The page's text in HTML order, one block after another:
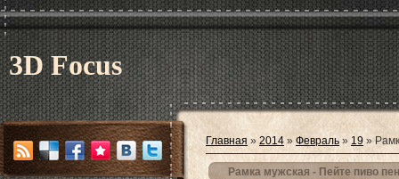
3D Focus
Главная » 2014 » Февраль » 19 »
Рамка мужская - Пейте пиво